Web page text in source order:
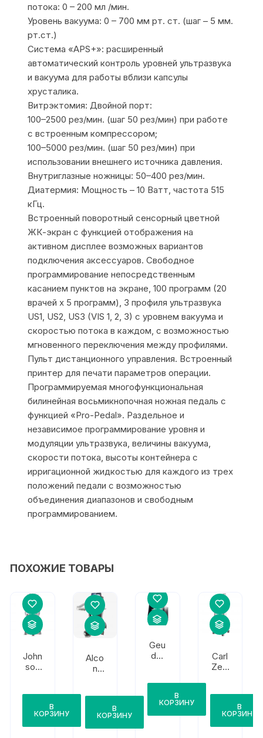
потока: 0 – 200 мл /мин.
Уровень вакуума: 0 – 700 мм рт. ст. (шаг – 5 мм.
рт.ст.)
Система «APS+»: расширенный
автоматический контроль уровней ультразвука
и вакуума для работы вблизи капсулы
хрусталика.
Витрэктомия: Двойной порт:
100–2500 рез/мин. (шаг 50 рез/мин) при работе
с встроенным компрессором;
100–5000 рез/мин. (шаг 50 рез/мин) при
использовании внешнего источника давления.
Внутриглазные ножницы: 50–400 рез/мин.
Диатермия: Мощность – 10 Ватт, частота 515
кГц.
Встроенный поворотный сенсорный цветной
ЖК-экран с функцией отображения на
активном дисплее возможных вариантов
подключения аксессуаров. Свободное
программирование непосредственным
касанием пунктов на экране, 100 программ (20
врачей х 5 программ), 3 профиля ультразвука
US1, US2, US3 (VIS 1, 2, 3) с уровнем вакуума и
скоростью потока в каждом, с возможностью
мгновенного переключения между профилями.
Пульт дистанционного управления. Встроенный
принтер для печати параметров операции.
Программируемая многофункциональная
билинейная восьмикнопочная ножная педаль с
функцией «Pro-Pedal». Раздельное и
независимое программирование уровня и
модуляции ультразвука, величины вакуума,
скорости потока, высоты контейнера с
ирригационной жидкостью для каждого из трех
положений педали с возможностью
объединения диапазонов и свободным
программированием.
ПОХОЖИЕ ТОВАРЫ
John
son
Whit
esta
r
В
КОРЗИНУ
Alco
n
ation
Visio
n
Syst
В
КОРЗИНУ
Geu
der
S4
HPS
В
КОРЗИНУ
Carl
Zeis
500
В
КОРЗИНУ